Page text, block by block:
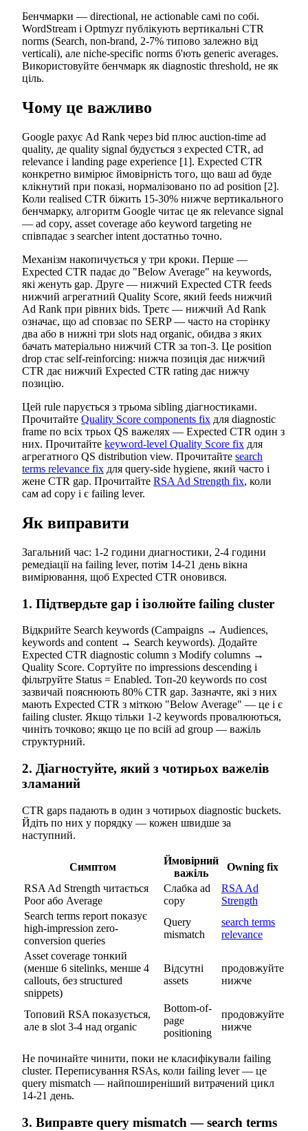
Бенчмарки — directional, не actionable самі по собі.
WordStream і Optmyzr публікують вертикальні CTR
norms (Search, non-brand, 2-7% типово залежно від
verticali), але niche-specific norms б'ють generic averages.
Використовуйте бенчмарк як diagnostic threshold, не як
ціль.
Чому це важливо
Google рахує Ad Rank через bid плюс auction-time ad
quality, де quality signal будується з expected CTR, ad
relevance і landing page experience [1]. Expected CTR
конкретно вимірює ймовірність того, що ваш ad буде
клікнутий при показі, нормалізовано по ad position [2].
Коли realised CTR біжить 15-30% нижче вертикального
бенчмарку, алгоритм Google читає це як relevance signal
— ad copy, asset coverage або keyword targeting не
співпадає з searcher intent достатньо точно.
Механізм накопичується у три кроки. Перше —
Expected CTR падає до "Below Average" на keywords,
які женуть gap. Друге — нижчий Expected CTR feeds
нижчий агрегатний Quality Score, який feeds нижчий
Ad Rank при рівних bids. Третє — нижчий Ad Rank
означає, що ad сповзає по SERP — часто на сторінку
два або в нижні три slots над organic, обидва з яких
бачать матеріально нижчий CTR за топ-3. Це position
drop стає self-reinforcing: нижча позиція дає нижчий
CTR дає нижчий Expected CTR rating дає нижчу
позицію.
Цей rule парується з трьома sibling діагностиками.
Прочитайте Quality Score components fix для diagnostic
frame по всіх трьох QS важелях — Expected CTR один з
них. Прочитайте keyword-level Quality Score fix для
агрегатного QS distribution view. Прочитайте search
terms relevance fix для query-side hygiene, який часто і
жене CTR gap. Прочитайте RSA Ad Strength fix, коли
сам ad copy і є failing lever.
Як виправити
Загальний час: 1-2 години диагностики, 2-4 години
ремедіації на failing lever, потім 14-21 день вікна
вимірювання, щоб Expected CTR оновився.
1. Підтвердьте gap і ізолюйте failing cluster
Відкрийте Search keywords (Campaigns → Audiences,
keywords and content → Search keywords). Додайте
Expected CTR diagnostic column з Modify columns →
Quality Score. Сортуйте по impressions descending і
фільтруйте Status = Enabled. Топ-20 keywords по cost
зазвичай пояснюють 80% CTR gap. Зазначте, які з них
мають Expected CTR з міткою "Below Average" — це і є
failing cluster. Якщо тільки 1-2 keywords провалюються,
чиніть точково; якщо це по всій ad group — важіль
структурний.
2. Діагностуйте, який з чотирьох важелів
зламаний
CTR gaps падають в один з чотирьох diagnostic buckets.
Йдіть по них у порядку — кожен швидше за
наступний.
Симптом
Ймовірний
важіль
Owning fix
RSA Ad Strength читається
Poor або Average
Слабка ad
copy
RSA Ad
Strength
Search terms report показує
high-impression zero-
conversion queries
Query
mismatch
search terms
relevance
Asset coverage тонкий
(менше 6 sitelinks, менше 4
callouts, без structured
snippets)
Відсутні
assets
продовжуйте
нижче
Топовий RSA показується,
але в slot 3-4 над organic
Bottom-of-
page
positioning
продовжуйте
нижче
Не починайте чинити, поки не класифікували failing
cluster. Переписування RSAs, коли failing lever — це
query mismatch — найпоширеніший витрачений цикл
14-21 день.
3. Виправте query mismatch — search terms